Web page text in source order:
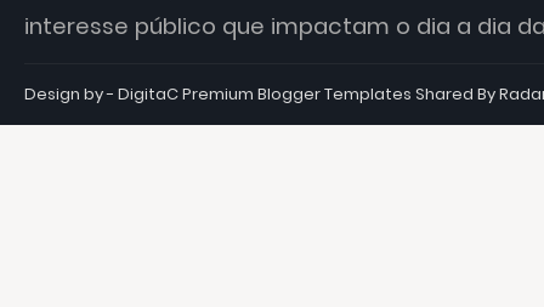
interesse público que impactam o dia a dia
Design by - DigitaCPremium Blogger Templates Shared By